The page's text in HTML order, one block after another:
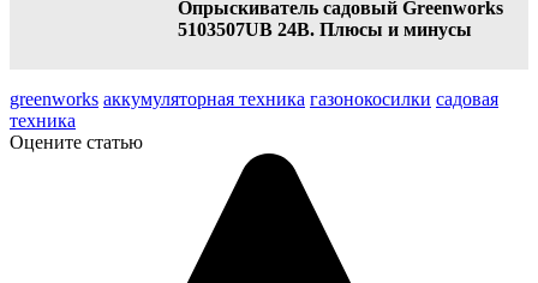
Опрыскиватель садовый Greenworks
5103507UB 24В. Плюсы и минусы
greenworks аккумуляторная техника газонокосилки садовая
техника
Оцените статью